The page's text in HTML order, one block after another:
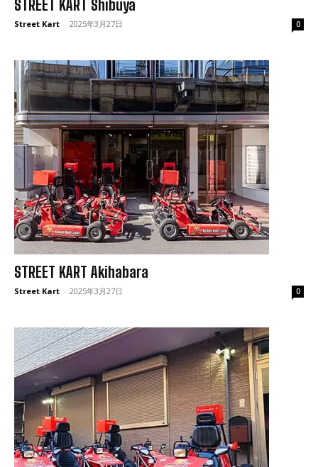
STREET KART Shibuya
Street Kart - 2025年3月27日 0
STREET KART Akihabara
Street Kart - 2025年3月27日 0